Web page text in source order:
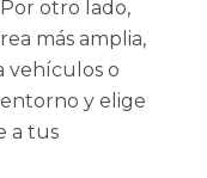
otro lado,
más amplia,
vehículos o
y elige
a tus